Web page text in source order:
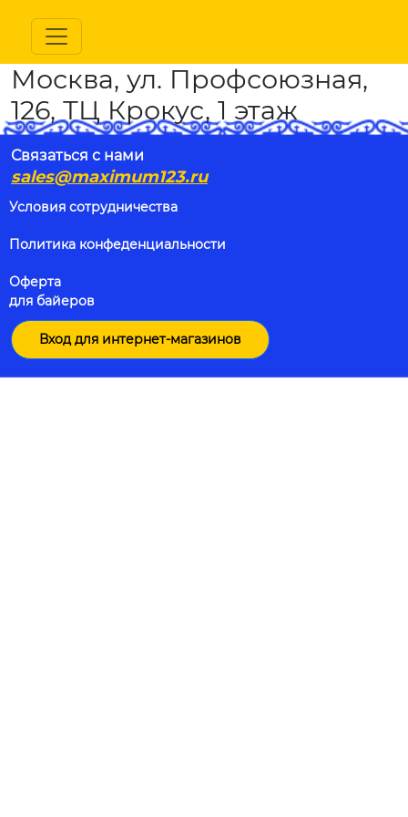
Москва, ул. Профсоюзная,
126, ТЦ Крокус, 1 этаж
Связаться с нами
sales@maximum123.ru
Условия сотрудничества
Политика конфеденциальности
Оферта
для байеров
Вход для интернет-магазинов